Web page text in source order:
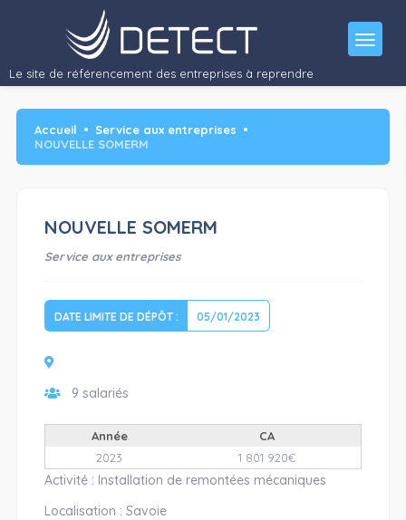
Le site de référencement des entreprises à reprendre
Accueil
Service aux entreprises
NOUVELLE SOMERM
NOUVELLE SOMERM
Service aux entreprises
DATE LIMITE DE DÉPÔT : 05/01/2023
9 salariés
Année
CA
2023
1 801 920€
Activité : Installation de remontées mécaniques
Localisation : Savoie